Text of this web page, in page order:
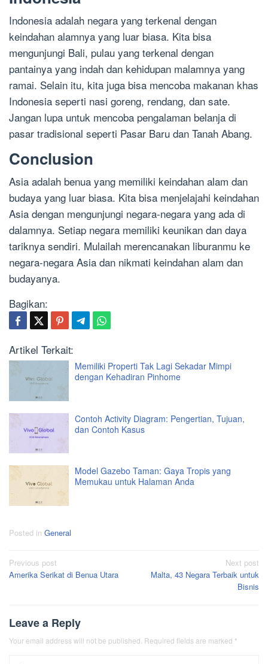
Indonesia adalah negara yang terkenal dengan
keindahan alamnya yang luar biasa. Kita bisa
mengunjungi Bali, pulau yang terkenal dengan
pantainya yang indah dan kehidupan malamnya yang
ramai. Selain itu, kita juga bisa mencoba makanan khas
Indonesia seperti nasi goreng, rendang, dan sate.
Jangan lupa untuk mencoba pengalaman belanja di
pasar tradisional seperti Pasar Baru dan Tanah Abang.
Conclusion
Asia adalah benua yang memiliki keindahan alam dan
budaya yang luar biasa. Kita bisa menjelajahi keindahan
Asia dengan mengunjungi negara-negara yang ada di
dalamnya. Setiap negara memiliki keunikan dan daya
tariknya sendiri. Mulailah merencanakan liburanmu ke
negara-negara Asia dan nikmati keindahan alam dan
budayanya.
Bagikan:
Artikel Terkait:
Memiliki Properti Tak Lagi Sekadar Mimpi
dengan Kehadiran Pinhome
Contoh Activity Diagram: Pengertian, Tujuan,
dan Contoh Kasus
Model Gazebo Taman: Gaya Tropis yang
Memukau untuk Halaman Anda
Posted in General
Post
navigation
Previous post
Amerika Serikat di Benua Utara
Next post
Malta, 43 Negara Terbaik untuk
Bisnis
Leave a Reply
Your email address will not be published. Required fields are marked *